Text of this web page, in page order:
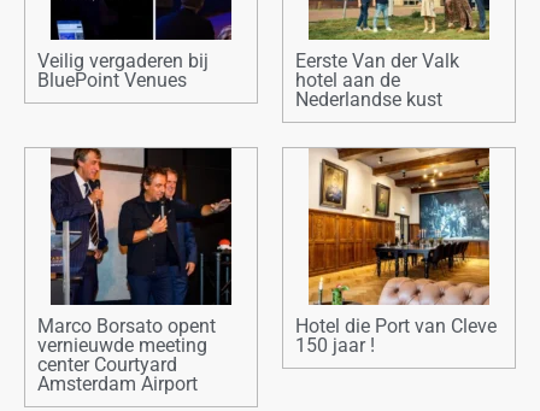
Veilig vergaderen bij
BluePoint Venues
Eerste Van der Valk
hotel aan de
Nederlandse kust
Marco Borsato opent
vernieuwde meeting
center Courtyard
Amsterdam Airport
Hotel die Port van Cleve
150 jaar !